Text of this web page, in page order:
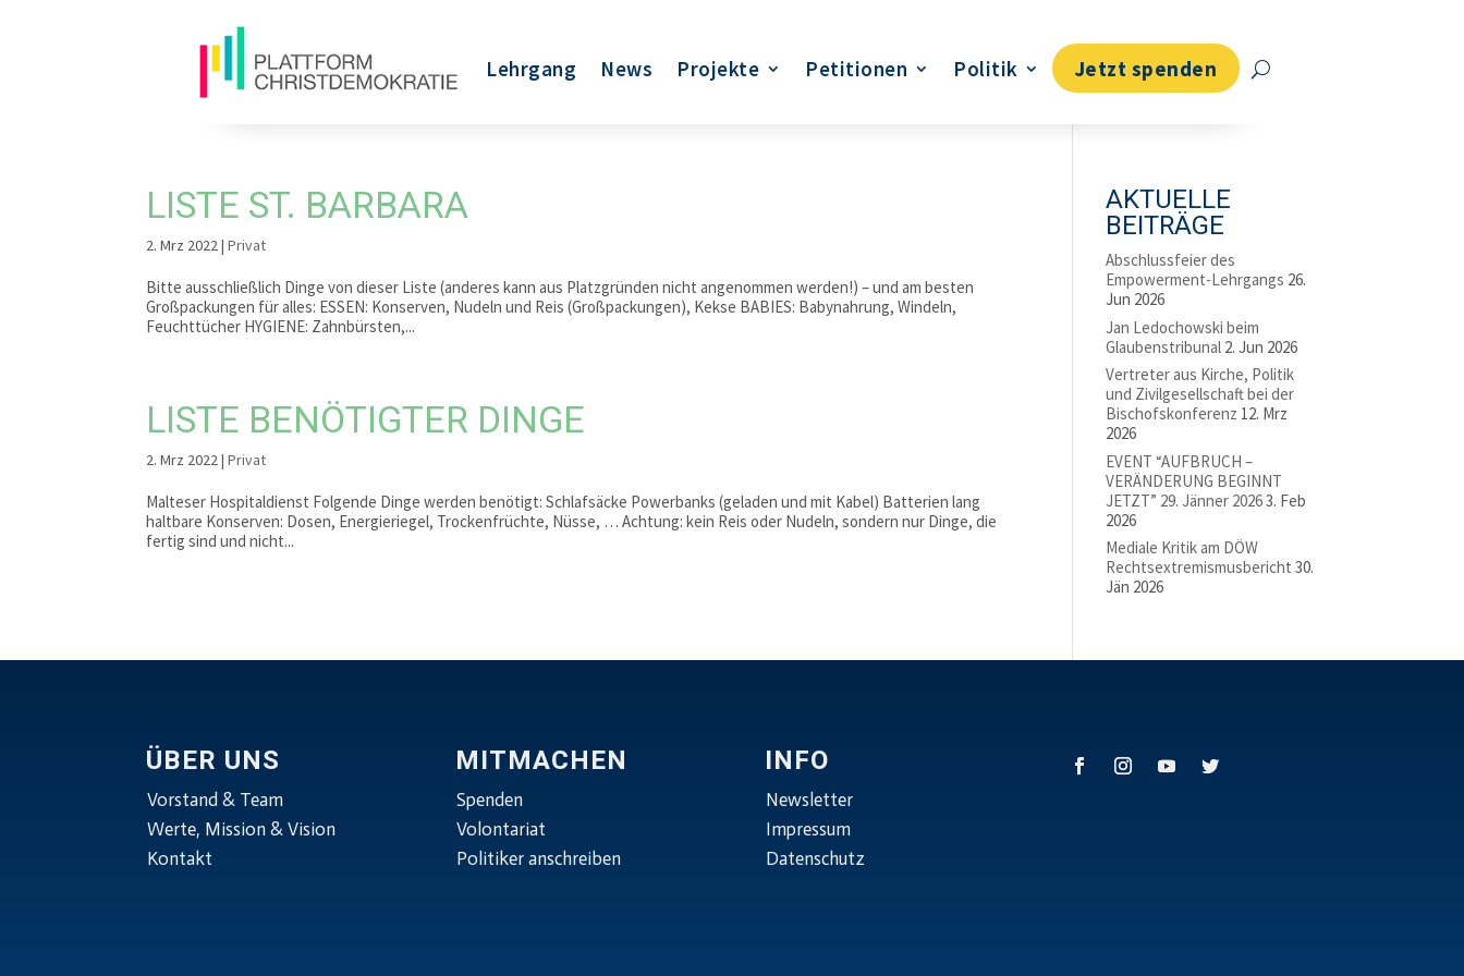
Lehrgang News Projekte Petitionen Politik Jetzt spenden
LISTE ST. BARBARA
2. Mrz 2022|Privat
Bitte ausschließlich Dinge von dieser Liste (anderes kann aus Platzgründen nicht angenommen werden!) – und am besten
Großpackungen für alles: ESSEN: Konserven, Nudeln und Reis (Großpackungen), Kekse BABIES: Babynahrung, Windeln,
Feuchttücher HYGIENE: Zahnbürsten,...
LISTE BENÖTIGTER DINGE
2. Mrz 2022|Privat
Malteser Hospitaldienst Folgende Dinge werden benötigt: Schlafsäcke Powerbanks (geladen und mit Kabel) Batterien lang
haltbare Konserven: Dosen, Energieriegel, Trockenfrüchte, Nüsse, … Achtung: kein Reis oder Nudeln, sondern nur Dinge, die
fertig sind und nicht...
AKTUELLE
BEITRÄGE
Abschlussfeier des
Empowerment-Lehrgangs 26.
Jun 2026
Jan Ledochowski beim
Glaubenstribunal 2. Jun 2026
Vertreter aus Kirche, Politik
und Zivilgesellschaft bei der
Bischofskonferenz 12. Mrz
2026
EVENT “AUFBRUCH –
VERÄNDERUNG BEGINNT
JETZT” 29. Jänner 20263. Feb
2026
Mediale Kritik am DÖW
Rechtsextremismusbericht 30.
Jän 2026
ÜBER UNS
Vorstand & Team
Werte, Mission & Vision
Kontakt
MITMACHEN
Spenden
Volontariat
Politiker anschreiben
INFO
Newsletter
Impressum
Datenschutz